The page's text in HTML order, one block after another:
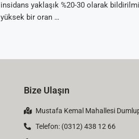
insidans yaklaşık %20-30 olarak
yüksek bir oran …
Bize Ulaşın
Mustafa Kemal Mahallesi
Telefon: (0312) 438 12 66